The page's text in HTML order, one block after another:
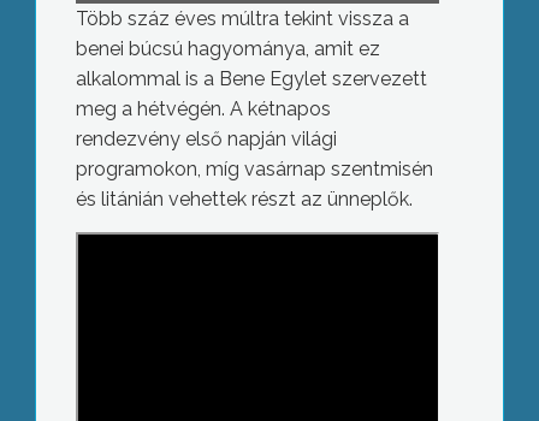
Több száz éves múltra tekint vissza a
benei búcsú hagyománya, amit ez
alkalommal is a Bene Egylet szervezett
meg a hétvégén. A kétnapos
rendezvény első napján világi
programokon, míg vasárnap szentmisén
és litánián vehettek részt az ünneplők.